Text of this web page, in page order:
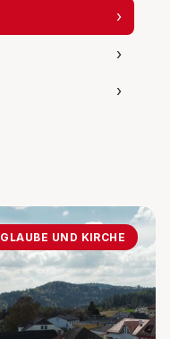
›
›
›
GLAUBE UND KIRCHE